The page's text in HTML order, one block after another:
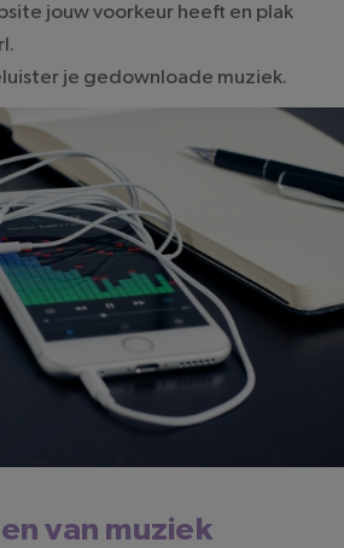
jouw voorkeur heeft en plak
je gedownloade muziek.
van muziek